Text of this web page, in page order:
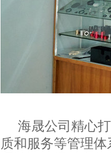
海晟公司精心打
质和服务等管理体